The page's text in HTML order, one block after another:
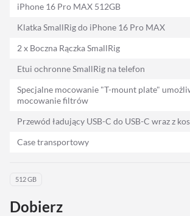
iPhone 16 Pro MAX 512GB
Klatka SmallRig do iPhone 16 Pro MAX
2 x Boczna Rączka SmallRig
Etui ochronne SmallRig na telefon
Specjalne mocowanie "T-mount plate"
mocowanie filtrów
Przewód ładujący USB-C do USB-C wraz z
Case transportowy
512 GB
Dobierz
Hot Head
Streaming
Follow Focus